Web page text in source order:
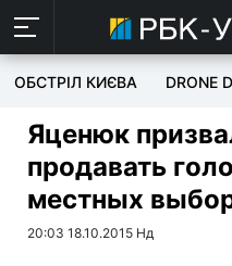
ОБСТРІЛ КИЄВА DRONE
Яценюк
продавать
местных
20:03 18.10.2015 Нд